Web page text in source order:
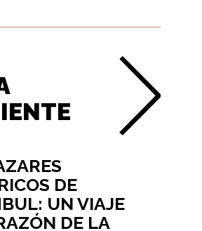
DE
UN VIAJE
DE LA